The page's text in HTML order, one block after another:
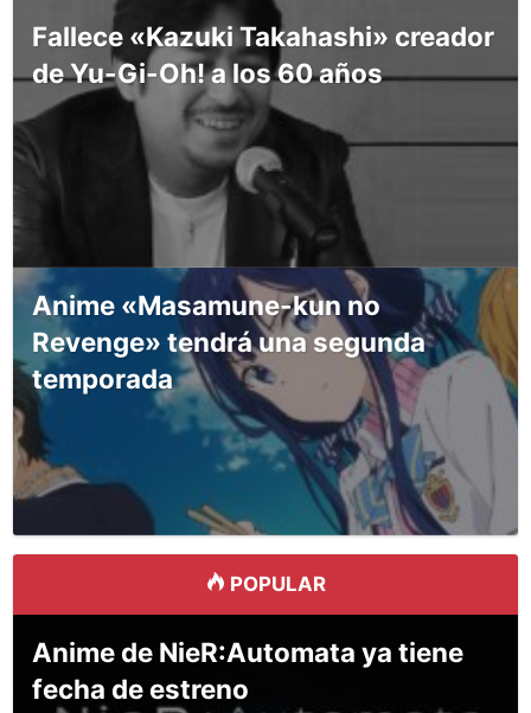
Fallece «Kazuki Takahashi» creador
de Yu-Gi-Oh! a los 60 años
Anime «Masamune-kun no
Revenge» tendrá una segunda
temporada
POPULAR
Anime de NieR:Automata ya tiene
fecha de estreno